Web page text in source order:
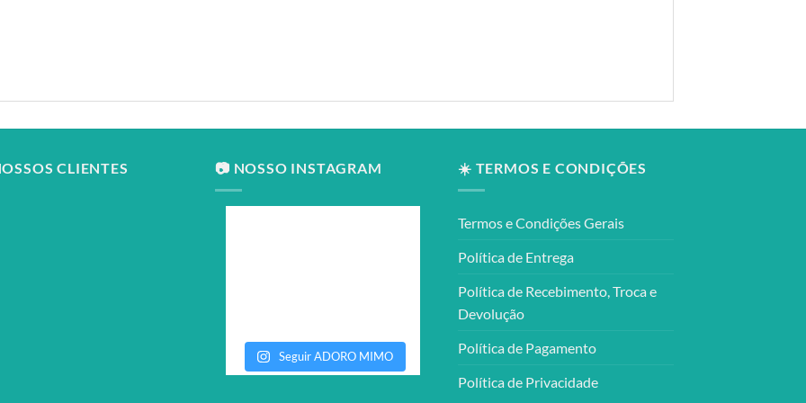
CLIENTES 📷 NOSSO INSTAGRAM
Seguir ADORO MIMO
☀️ TERMOS E CONDIÇÕES
Termos e Condições Gerais
Política de Entrega
Política de Recebimento, Troca e
Devolução
Política de Pagamento
Política de Privacidade